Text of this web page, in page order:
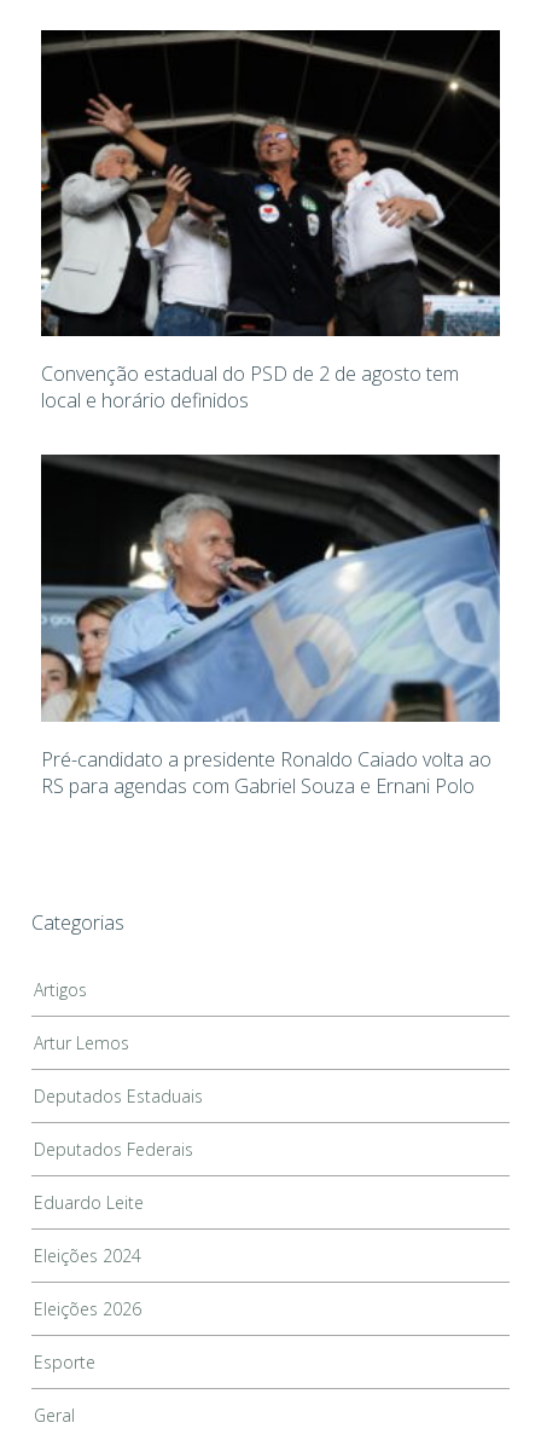
Convenção estadual do PSD de 2 de agosto tem
local e horário definidos
Pré-candidato a presidente Ronaldo Caiado volta ao
RS para agendas com Gabriel Souza e Ernani Polo
Categorias
Artigos
Artur Lemos
Deputados Estaduais
Deputados Federais
Eduardo Leite
Eleições 2024
Eleições 2026
Esporte
Geral